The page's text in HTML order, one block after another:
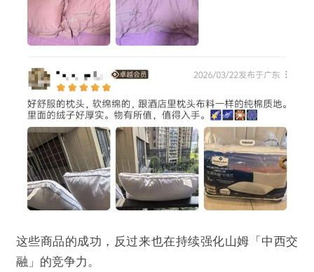
@降噪NoNoise
气
欺诈 色情 诱导行为
不实信息 违法犯罪 其他
这些商品的成功，反过来也在持续强化山姆「中西交
融」的竞争力。